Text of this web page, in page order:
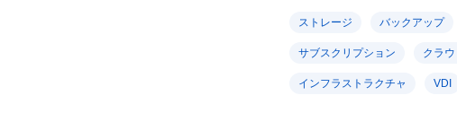
ストレージ バックアップ
サブスクリプション クラウ
インフラストラクチャ VDI